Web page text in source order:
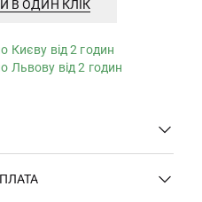
В ОДИН КЛІК
Києву від 2 годин
Львову від 2 годин